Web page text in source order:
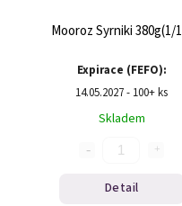
Mooroz Syrniki 380g(1/
Expirace (FEFO):
14.05.2027 - 100+ ks
Skladem
Detail